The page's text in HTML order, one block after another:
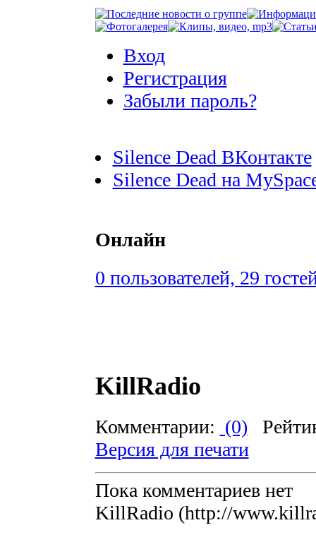
Вход
Регистрация
Забыли пароль?
Silence Dead ВКонтакте
Silence Dead на
Онлайн
0 пользователей, 29
KillRadio
Комментарии: (0)
Версия для печати
Пока комментариев нет
KillRadio (http://